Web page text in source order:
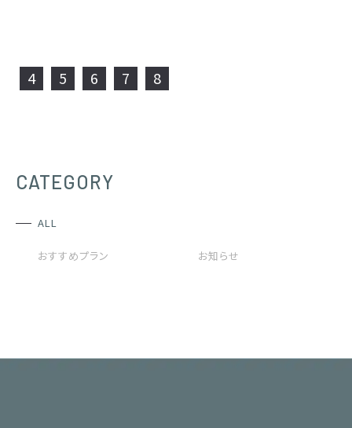
前のページ
4 5 6 7 8
CATEGORY
ALL
おすすめプラン お知らせ